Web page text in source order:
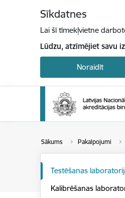
Sīkdatnes
Lai šī tīmekļvietne
Lūdzu, atzīmējiet savu
Noraidīt
Sākums Pakalpojumi
Testēšanas
Kalibrēšanas